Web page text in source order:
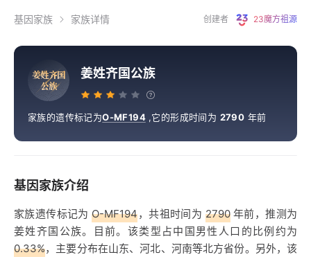
基因家族 家族详情 创建者 23魔方祖源
姜姓齐国
公族
姜姓齐国公族
家族的遗传标记为O-MF194 ,它的形成时间为 2790 年前
基因家族介绍
家族遗传标记为O-MF194，共祖时间为 2790年前，推测为
姜姓齐国公族。目前。该类型占中国男性人口的比例约为
0.33%，主要分布在山东、河北、河南等北方省份。另外，该